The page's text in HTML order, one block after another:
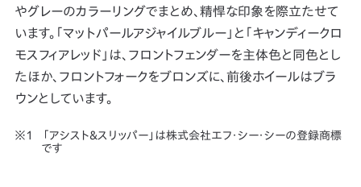
やグレーのカラーリングでまとめ、精悍な印象を際立たせて
います。「マットパールアジャイルブルー」と「キャンディークロ
モスフィアレッド」は、フロントフェンダーを主体色と同色とし
たほか、フロントフォークをブロンズに、前後ホイールはブラ
ウンとしています。
「アシスト＆スリッパー」は株式会社エフ・シー・シーの登録商標
です